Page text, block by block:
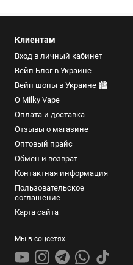
Клиентам
Вход в личный кабинет
Вейп Блог в Украине
Вейп шопы в Украине 🏙️
О Milky Vape
Оплата и доставка
Отзывы о магазине
Оптовый прайс
Обмен и возврат
Контактная информация
Пользовательское
соглашение
Карта сайта
Мы в соцсетях